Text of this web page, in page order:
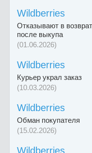
Wildberries
Отказывают в
после выкупа
(01.06.2026)
Wildberries
Курьер украл заказ
(10.03.2026)
Wildberries
Обман покупателя
(15.02.2026)
Wildberries